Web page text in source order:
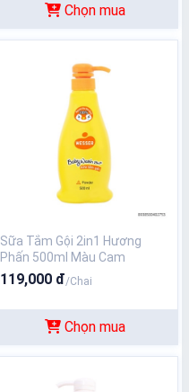
Chọn mua
Sữa Tắm Gội 2in1 Hương
Phấn 500ml Màu Cam
119,000 đ/Chai
Chọn mua